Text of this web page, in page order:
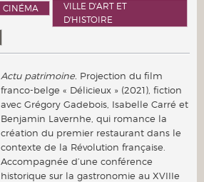
CINÉMA
VILLE D'ART ET
D'HISTOIRE
Actu patrimoine. Projection du film
franco-belge « Délicieux » (2021), fiction
avec Grégory Gadebois, Isabelle Carré et
Benjamin Lavernhe, qui romance la
création du premier restaurant dans le
contexte de la Révolution française.
Accompagnée d’une conférence
historique sur la gastronomie au XVIIIe